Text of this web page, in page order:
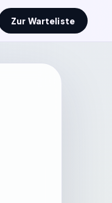
Zur Warteliste